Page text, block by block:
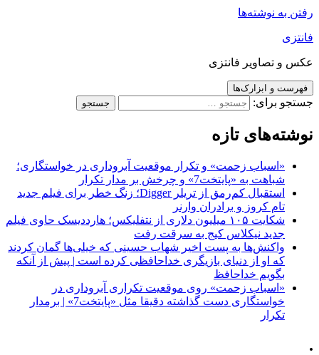
رفتن به نوشته‌ها
فانتزی
عکس و تصاویر فانتزی
فهرست و ابزارک‌ها
جستجو برای:
نوشته‌های تازه
«اسباب زحمت» و تکرار موقعیت آبروداری در خواستگاری؛
شباهت به «پایتخت7» و چرخش بر مدار تکرار
استقبال کم‌رمق از تریلر Digger؛ زنگ خطر برای فیلم جدید
تام کروز و برادران وارنر
شکایت ۱۰۵ میلیون دلاری از نتفلیکس؛ هارددیسک حاوی فیلم
جدید نیکلاس کیج به سرقت رفت
واکنش‌ها به پست اخیر شهاب حسینی که خیلی‌ها گمان کردند
که او از دنیای بازیگری خداحافظی کرده است | پیش از آنکه
بگویم خداحافظ
«اسباب زحمت» روی موقعیت تکراری آبروداری در
خواستگاری دست گذاشته دقیقا مثل «پایتخت7» | برمدار
تکرار
.